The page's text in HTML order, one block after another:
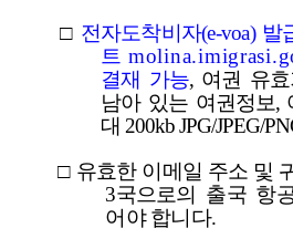
□ 전자도착비자(e-voa) 발
트
결재 가능, 여권 유
남아 있는 여권정보,
대 200kb JPG/JPEG/
□ 유효한 이메일 주소 및
3국으로의 출국 항
어야 합니다.